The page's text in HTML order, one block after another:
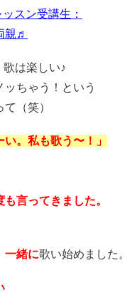
スン受講生：
親♬
は楽しい♪
ちゃう！という
（笑）
い。私も歌う〜！」
言ってきました。
一緒に歌い始めました。